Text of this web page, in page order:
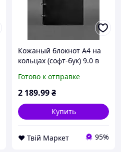
Кожаный блокнот А4 на
кольцах (софт-бук) 9.0 в
Crazy Horse BlankNote D7-
2026
Готово к отправке
2 189.99₴
Купить
❤️ Твій Маркет 95%